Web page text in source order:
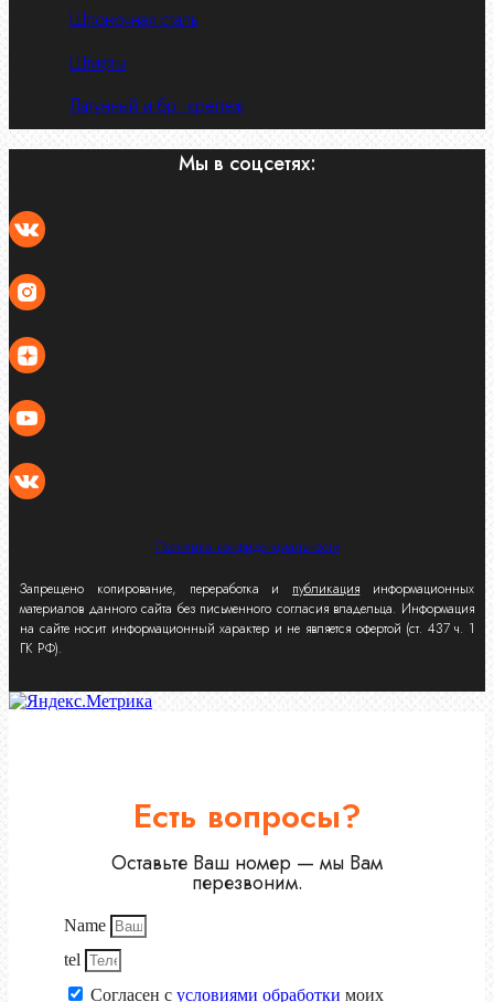
Шпоночная сталь
Штифты
Латунный и бр. крепеж
Мы в соцсетях:
Политика конфиденциальности
Запрещено копирование, переработка и публикация информационных
материалов данного сайта без письменного согласия владельца. Информация
на сайте носит информационный характер и не является офертой (ст. 437 ч. 1
ГК РФ).
Есть вопросы?
Оставьте Ваш номер — мы Вам
перезвоним.
Name
tel
Согласен с условиями обработки моих